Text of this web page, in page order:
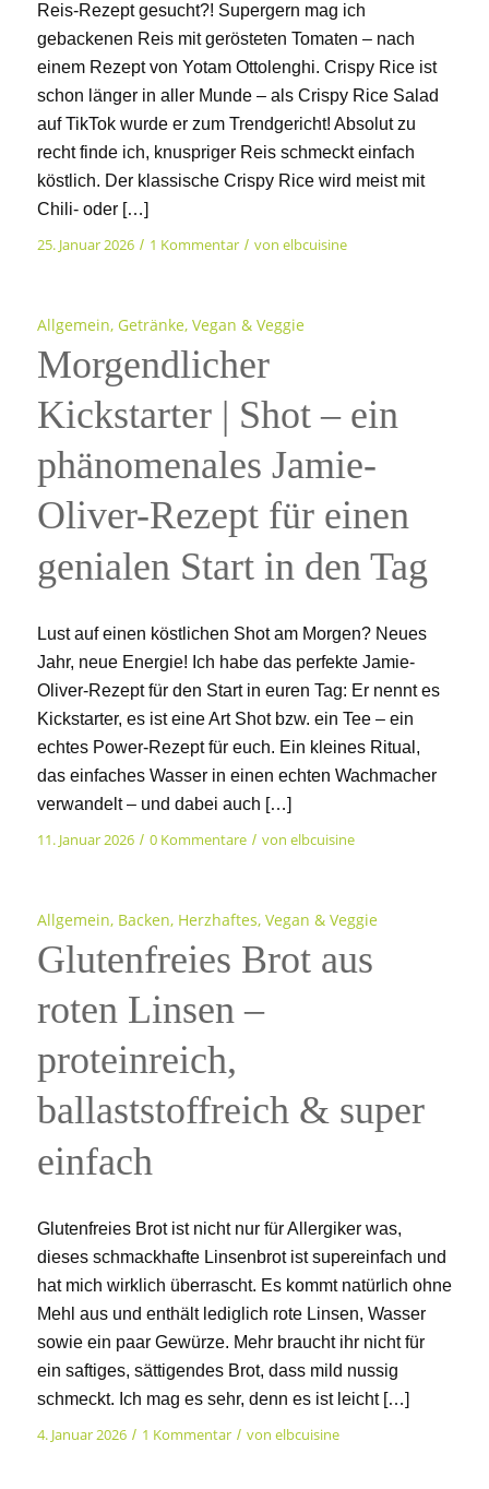
Reis-Rezept gesucht?! Supergern mag ich
gebackenen Reis mit gerösteten Tomaten – nach
einem Rezept von Yotam Ottolenghi. Crispy Rice ist
schon länger in aller Munde – als Crispy Rice Salad
auf TikTok wurde er zum Trendgericht! Absolut zu
recht finde ich, knuspriger Reis schmeckt einfach
köstlich. Der klassische Crispy Rice wird meist mit
Chili- oder […]
25. Januar 2026 / 1 Kommentar / von elbcuisine
Allgemein, Getränke, Vegan & Veggie
Morgendlicher
Kickstarter | Shot – ein
phänomenales Jamie-
Oliver-Rezept für einen
genialen Start in den Tag
Lust auf einen köstlichen Shot am Morgen? Neues
Jahr, neue Energie! Ich habe das perfekte Jamie-
Oliver-Rezept für den Start in euren Tag: Er nennt es
Kickstarter, es ist eine Art Shot bzw. ein Tee – ein
echtes Power-Rezept für euch. Ein kleines Ritual,
das einfaches Wasser in einen echten Wachmacher
verwandelt – und dabei auch […]
11. Januar 2026 / 0 Kommentare / von elbcuisine
Allgemein, Backen, Herzhaftes, Vegan & Veggie
Glutenfreies Brot aus
roten Linsen –
proteinreich,
ballaststoffreich & super
einfach
Glutenfreies Brot ist nicht nur für Allergiker was,
dieses schmackhafte Linsenbrot ist supereinfach und
hat mich wirklich überrascht. Es kommt natürlich ohne
Mehl aus und enthält lediglich rote Linsen, Wasser
sowie ein paar Gewürze. Mehr braucht ihr nicht für
ein saftiges, sättigendes Brot, dass mild nussig
schmeckt. Ich mag es sehr, denn es ist leicht […]
4. Januar 2026 / 1 Kommentar / von elbcuisine